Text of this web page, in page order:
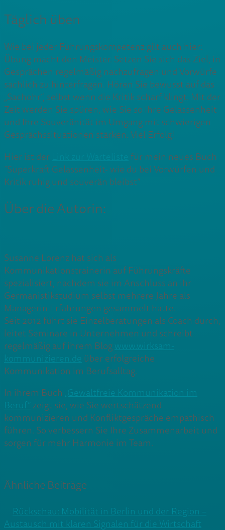
Täglich üben
Wie bei jeder Führungskompetenz gilt auch hier:
Übung macht den Meister. Setzen Sie sich das Ziel, in
Gesprächen regelmäßig nachzufragen und Vorwürfe
sachlich zu hinterfragen. Hören Sie bewusst auf das
„Sachohr“, selbst wenn die Kritik scharf klingt. Mit der
Zeit werden Sie spüren, wie Sie so Ihre Gelassenheit
und Ihre Souveränität im Umgang mit schwierigen
Gesprächssituationen stärken. Viel Erfolg!
Hier ist der
für mein neues Buch
“Superkraft Gelassenheit- wie du bei Vorwürfen und
Kritik ruhig und souverän bleibst”
Über die Autorin:
Susanne Lorenz hat sich als
Kommunikationstrainerin auf Führungskräfte
spezialisiert, nachdem sie im Anschluss an ihr
Germanistikstudium selbst mehrere Jahre als
Managerin Erfahrungen gesammelt hatte.
Seit 2012 führt sie Einzelberatungen als Coach durch,
leitet Seminare in Unternehmen und schreibt
regelmäßig auf ihrem Blog www.wirksam-
kommunizieren.de über erfolgreiche
Kommunikation im Berufsalltag.
In ihrem Buch „Gewaltfreie Kommunikation im
Beruf” zeigt sie, wie Sie wertschätzend
kommunizieren und Konfliktgespräche empathisch
führen. So verbessern Sie Ihre Zusammenarbeit und
sorgen für mehr Harmonie im Team.
Ähnliche Beiträge
Rückschau: Mobilität in Berlin und der Region –
Austausch mit klaren Signalen für die Wirtschaft